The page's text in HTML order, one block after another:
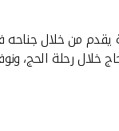
يقدم من خلال
خلال رحلة الحج،